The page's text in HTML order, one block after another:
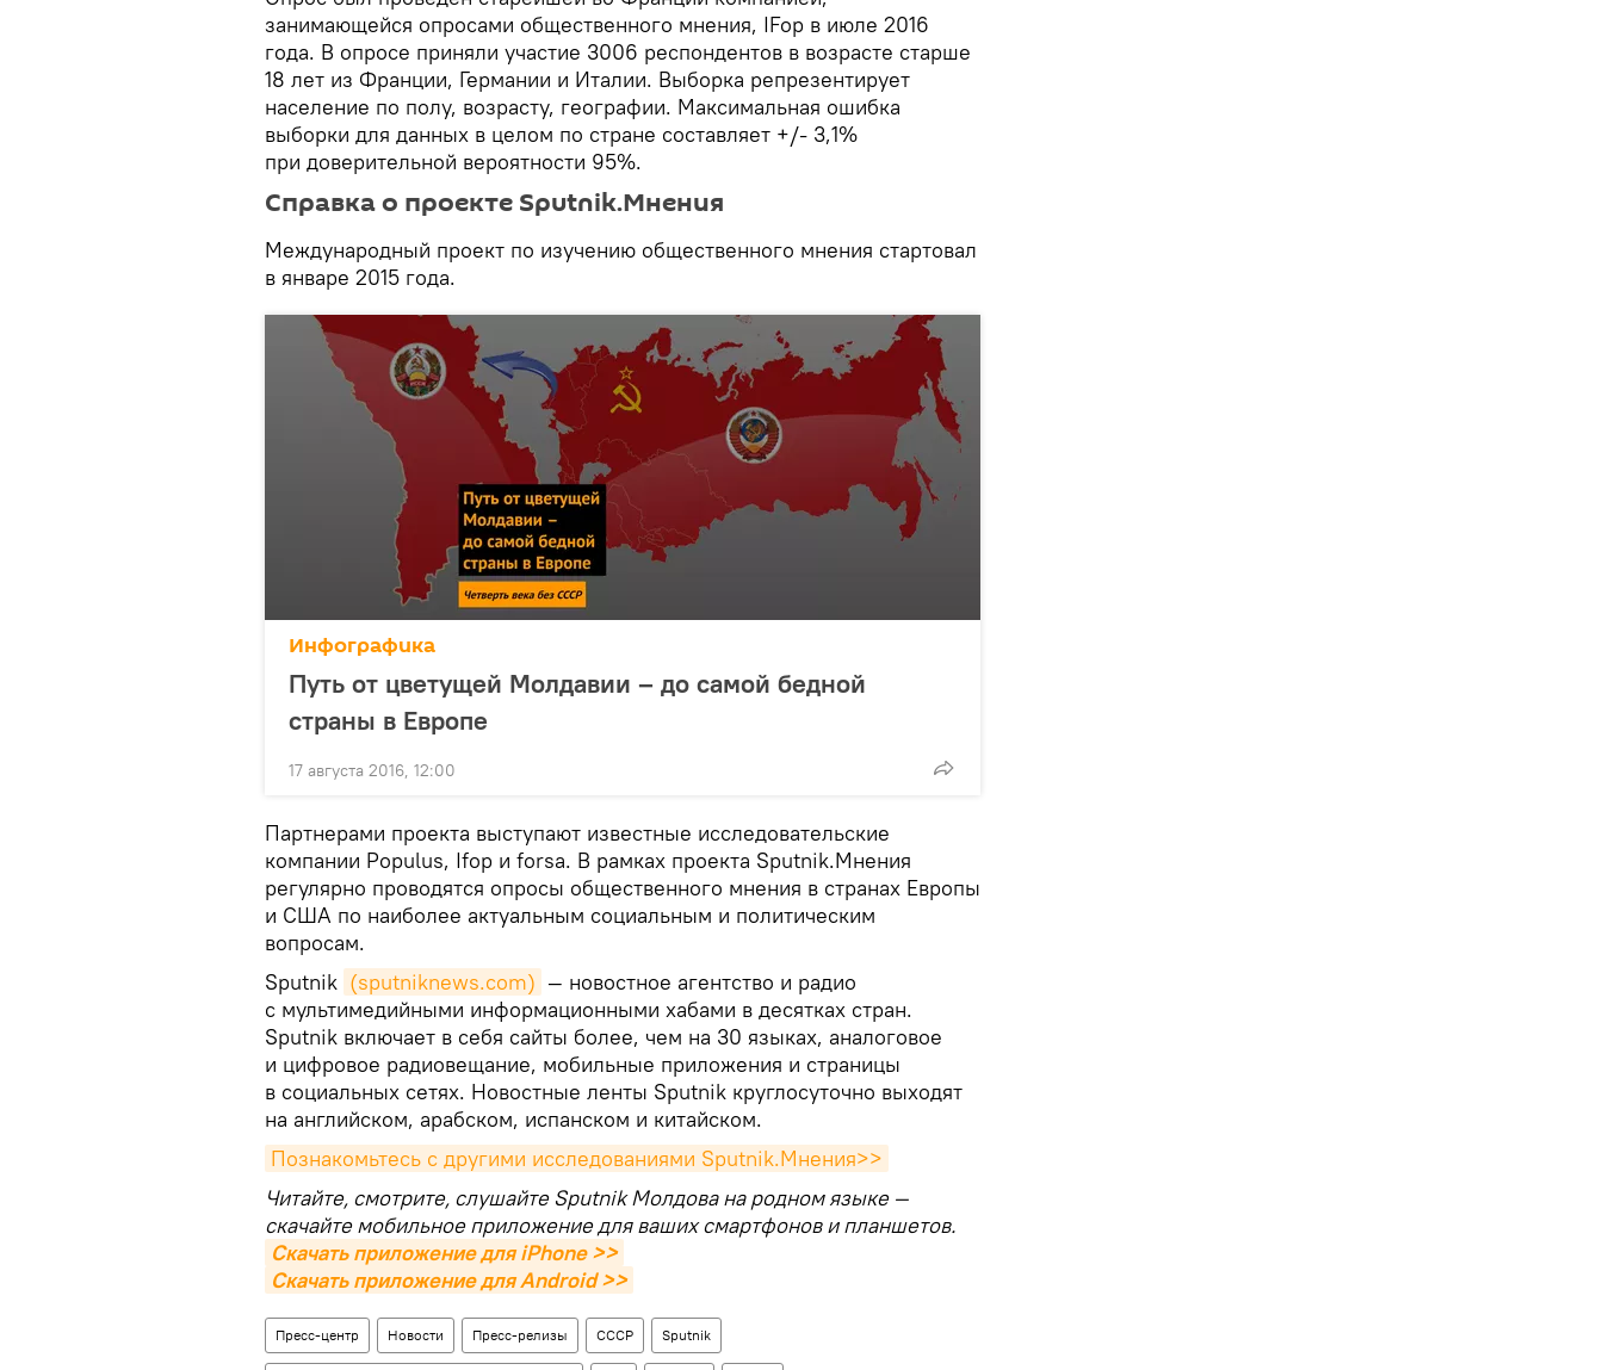
занимающейся опросами общественного мнения, IFop в июле 2016
года. В опросе приняли участие 3006 респондентов в возрасте старше
18 лет из Франции, Германии и Италии. Выборка репрезентирует
население по полу, возрасту, географии. Максимальная ошибка
выборки для данных в целом по стране составляет +/- 3,1%
при доверительной вероятности 95%.
Справка о проекте Sputnik.Мнения
Международный проект по изучению общественного мнения стартовал
в январе 2015 года.
Инфографика
Путь от цветущей Молдавии – до самой бедной
страны в Европе
17 августа 2016, 12:00
Партнерами проекта выступают известные исследовательские
компании Populus, Ifop и forsa. В рамках проекта Sputnik.Мнения
регулярно проводятся опросы общественного мнения в странах Европы
и США по наиболее актуальным социальным и политическим
вопросам.
Sputnik (sputniknews.com) — новостное агентство и радио
с мультимедийными информационными хабами в десятках стран.
Sputnik включает в себя сайты более, чем на 30 языках, аналоговое
и цифровое радиовещание, мобильные приложения и страницы
в социальных сетях. Новостные ленты Sputnik круглосуточно выходят
на английском, арабском, испанском и китайском.
Познакомьтесь с другими исследованиями Sputnik.Мнения>>
Читайте, смотрите, слушайте Sputnik Молдова на родном языке —
скачайте мобильное приложение для ваших смартфонов и планшетов.
Скачать приложение для iPhone >>
Скачать приложение для Android >>
Пресс-центр Новости Пресс-релизы СССР Sputnik